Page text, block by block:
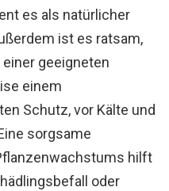
es als natürlicher
ist es ratsam,
geeigneten
einem
Schutz, vor Kälte und
sorgsame
hilft
oder